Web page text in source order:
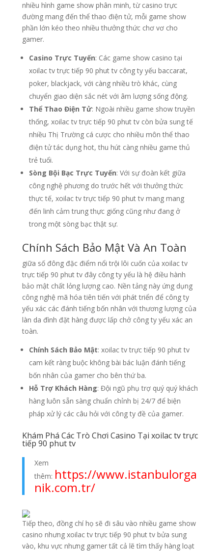
nhiều hình game show phân minh, từ casino trực
đường mang đến thể thao điện tử, mỗi game show
phần lớn kéo theo nhiều thưởng thức chơ vơ cho
gamer.
Casino Trực Tuyến: Các game show casino tại
xoilac tv trực tiếp 90 phut tv công ty yếu baccarat,
poker, blackjack, với càng nhiều trò khác, cùng
chuyển giao diện sắc nét với âm lượng sống động.
Thể Thao Điện Tử: Ngoài nhiều game show truyền
thống, xoilac tv trực tiếp 90 phut tv còn bửa sung tế
nhiều Thị Trường cá cược cho nhiều môn thể thao
điện tử tác dụng hot, thu hút càng nhiều game thủ
trẻ tuổi.
Sòng Bội Bạc Trực Tuyến: Với sự đoàn kết giữa
công nghệ phương do trước hết với thưởng thức
thực tế, xoilac tv trực tiếp 90 phut tv mang mang
đến linh cảm trung thực giống cũng như đang ở
trong một sòng bạc thật sự.
Chính Sách Bảo Mật Và An Toàn
giữa số đông đặc điểm nổi trội lôi cuốn của xoilac tv
trực tiếp 90 phut tv đây công ty yếu là hệ điều hành
bảo mật chất lỏng lượng cao. Nền tảng này ứng dụng
công nghệ mã hóa tiên tiến với phát triển để công ty
yếu xác các đánh tiếng bốn nhân với thương lượng của
làn da đình đặt hàng được lấp chở công ty yếu xác an
toàn.
Chính Sách Bảo Mật: xoilac tv trực tiếp 90 phut tv
cam kết ràng buộc không bài bác luận đánh tiếng
bốn nhân của gamer cho bên thứ ba.
Hỗ Trợ Khách Hàng: Đội ngũ phụ trợ quý quý khách
hàng luôn sẵn sàng chuẩn chỉnh bị 24/7 để biện
pháp xử lý các câu hỏi với công ty đề của gamer.
Khám Phá Các Trò Chơi Casino Tại xoilac tv trực
tiếp 90 phut tv
Xem
thêm: https://www.istanbulorga
nik.com.tr/
Tiếp theo, đồng chí họ sẽ đi sâu vào nhiều game show
casino nhưng xoilac tv trực tiếp 90 phut tv bửa sung
vào, khu vực nhưng gamer tất cả lẽ tìm thấy hàng loạt